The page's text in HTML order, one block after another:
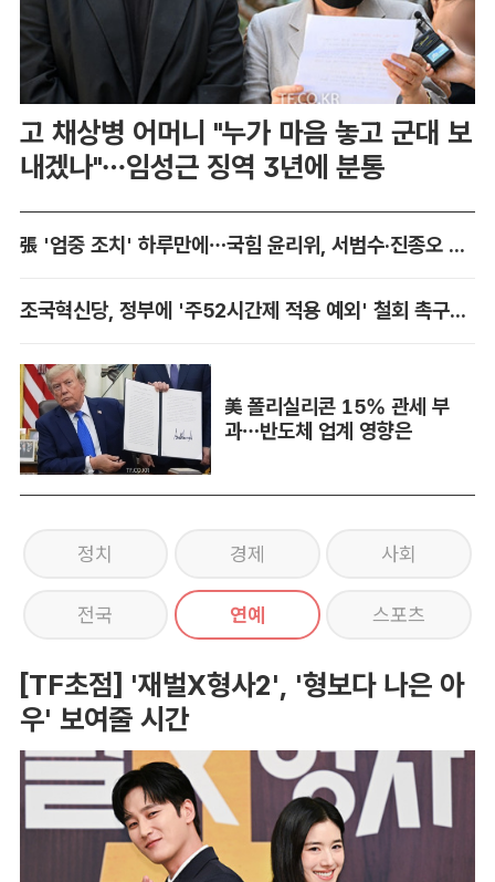
고 채상병 어머니 "누가 마음 놓고 군대 보
내겠나"…임성근 징역 3년에 분통
張 '엄중 조치' 하루만에…국힘 윤리위, 서범수·진종오 징계 착수
조국혁신당, 정부에 '주52시간제 적용 예외' 철회 촉구…"흥정 대상 아냐"
美 폴리실리콘 15% 관세 부
과…반도체 업계 영향은
정치 경제 사회
전국 연예 스포츠
[TF초점] '재벌X형사2', '형보다 나은 아
우' 보여줄 시간